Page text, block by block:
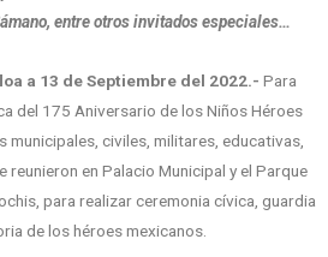
entre otros invitados especiales…
a 13 de Septiembre del 2022.- Para
del 175 Aniversario de los Niños Héroes
municipales, civiles, militares, educativas,
reunieron en Palacio Municipal y el Parque
para realizar ceremonia cívica, guardia
de los héroes mexicanos.